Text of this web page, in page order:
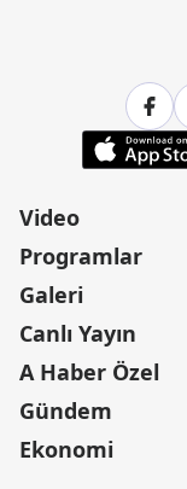
Video
Programlar
Galeri
Canlı Yayın
A Haber Özel
Gündem
Ekonomi